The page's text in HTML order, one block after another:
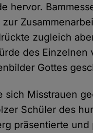
hervor.
zugleich
des
Gottes
sich Misstrauen
Schüler des
präsentierte